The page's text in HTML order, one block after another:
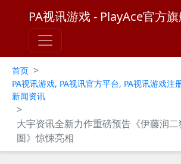
PA视讯游戏 - PlayAce官方
首页 >
PA视讯游戏, PA视讯官方平台, PA视讯游戏注
新闻资讯
>
大宇资讯全新力作重磅预告《伊藤润
圄》惊悚亮相